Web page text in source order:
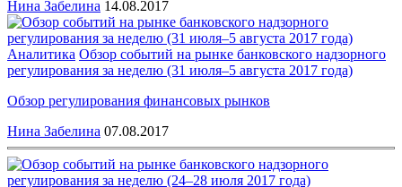
Нина Забелина 14.08.2017
Аналитика Обзор событий на рынке банковского надзорного
регулирования за неделю (31 июля–5 августа 2017 года)
Обзор регулирования финансовых рынков
Нина Забелина 07.08.2017